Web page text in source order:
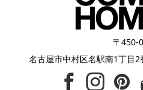
〒450-
名古屋市中村区名駅南1丁目